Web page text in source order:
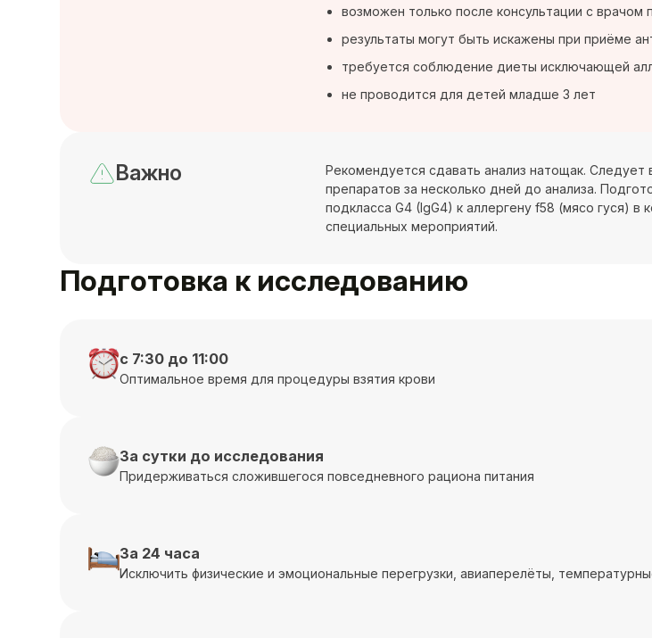
возможен только после консультации с врачом
результаты могут быть искажены при приёме
требуется соблюдение диеты исключающей
не проводится для детей младше 3 лет
Важно
Рекомендуется сдавать анализ натощак.
препаратов за несколько дней до анализа.
подкласса G4 (IgG4) к аллергену f58 (мясо гуся)
специальных мероприятий.
Подготовка к исследованию
с 7:30 до 11:00
Оптимальное время для процедуры взятия крови
За сутки до исследования
Придерживаться сложившегося повседневного рациона питания
За 24 часа
Исключить физические и эмоциональные перегрузки, авиаперелёты,